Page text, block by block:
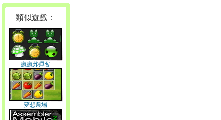
類似遊戲：
瘋瘋炸彈客
夢想農場